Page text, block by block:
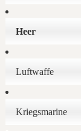
Heer
Luftwaffe
Kriegsmarine